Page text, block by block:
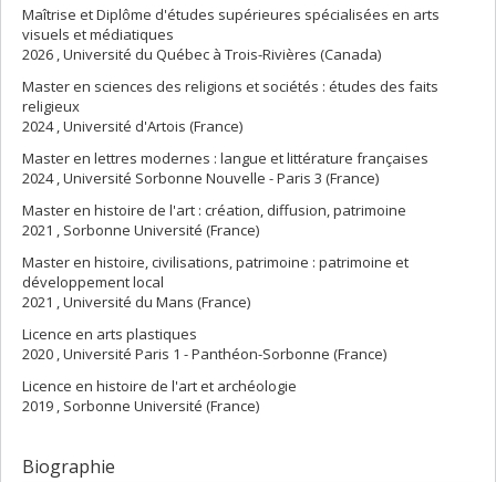
Maîtrise et Diplôme d'études supérieures spécialisées en arts
visuels et médiatiques
2026 , Université du Québec à Trois-Rivières (Canada)
Master en sciences des religions et sociétés : études des faits
religieux
2024 , Université d'Artois (France)
Master en lettres modernes : langue et littérature françaises
2024 , Université Sorbonne Nouvelle - Paris 3 (France)
Master en histoire de l'art : création, diffusion, patrimoine
2021 , Sorbonne Université (France)
Master en histoire, civilisations, patrimoine : patrimoine et
développement local
2021 , Université du Mans (France)
Licence en arts plastiques
2020 , Université Paris 1 - Panthéon-Sorbonne (France)
Licence en histoire de l'art et archéologie
2019 , Sorbonne Université (France)
Biographie